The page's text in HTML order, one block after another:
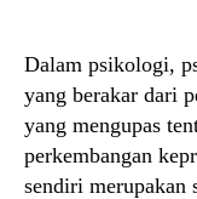
Dalam psikologi,
yang berakar dari
yang mengupas
perkembangan
sendiri merupakan